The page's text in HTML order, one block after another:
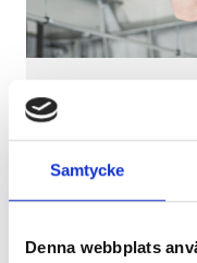
Samtycke
Denna webbplats
Hermods
Arbetsgivare
för rätt nivå